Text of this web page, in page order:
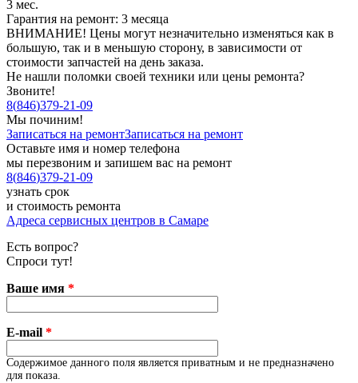
3 мес.
Гарантия на ремонт: 3 месяца
ВНИМАНИЕ! Цены могут незначительно изменяться как в
большую, так и в меньшую сторону, в зависимости от
стоимости запчастей на день заказа.
Не нашли поломки своей техники или цены ремонта?
Звоните!
8(846)379-21-09
Мы починим!
Записаться на ремонтЗаписаться на ремонт
Оставьте имя и номер телефона
мы перезвоним и запишем вас на ремонт
8(846)379-21-09
узнать срок
и стоимость ремонта
Адреса сервисных центров в Самаре
Есть вопрос?
Спроси тут!
Ваше имя *
E-mail *
Содержимое данного поля является приватным и не предназначено
для показа.